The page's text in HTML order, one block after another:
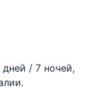
/ 7 ночей,